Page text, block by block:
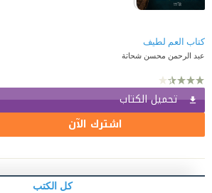
كتاب العم لطيف
عبد الرحمن محسن شحاتة
تحميل الكتاب
اشترك الآن
كل الكتب